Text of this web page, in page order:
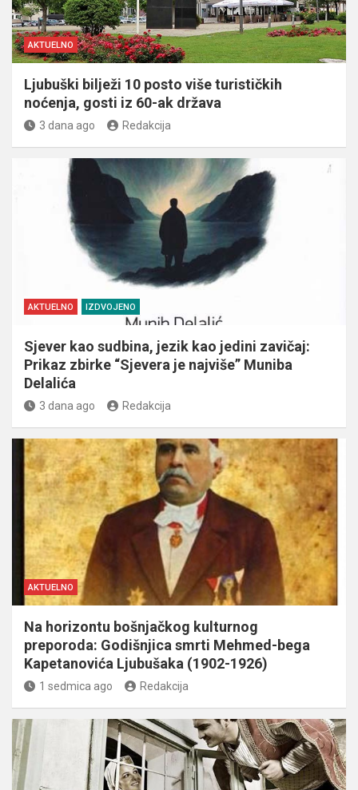
AKTUELNO
Ljubuški bilježi 10 posto više turističkih
noćenja, gosti iz 60-ak država
3 dana ago Redakcija
AKTUELNO IZDVOJENO
Sjever kao sudbina, jezik kao jedini zavičaj:
Prikaz zbirke “Sjevera je najviše” Muniba
Delalića
3 dana ago Redakcija
AKTUELNO
Na horizontu bošnjačkog kulturnog
preporoda: Godišnjica smrti Mehmed-bega
Kapetanovića Ljubušaka (1902-1926)
1 sedmica ago Redakcija